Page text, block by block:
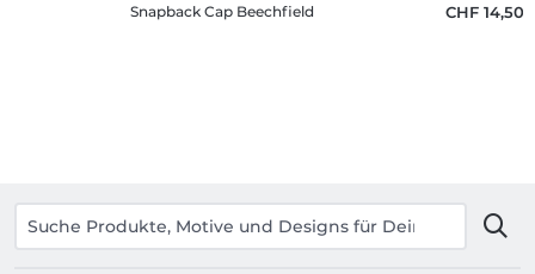
Snapback Cap Beechfield CHF 14,50